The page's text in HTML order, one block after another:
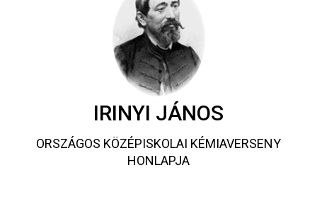
IRINYI JÁNOS
ORSZÁGOS KÖZÉPISKOLAI KÉMIAVERSENY
HONLAPJA